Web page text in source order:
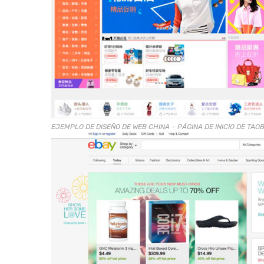
EJEMPLO DE DISEÑO DE WEB CHINA – PÁGINA DE INICIO DE